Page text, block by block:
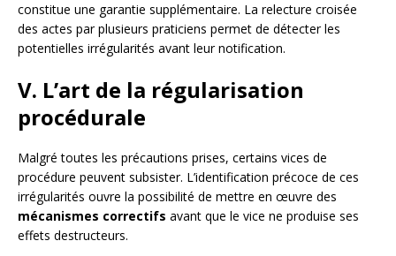
constitue une garantie supplémentaire. La relecture croisée
des actes par plusieurs praticiens permet de détecter les
potentielles irrégularités avant leur notification.
V. L’art de la régularisation
procédurale
Malgré toutes les précautions prises, certains vices de
procédure peuvent subsister. L’identification précoce de ces
irrégularités ouvre la possibilité de mettre en œuvre des
mécanismes correctifs avant que le vice ne produise ses
effets destructeurs.